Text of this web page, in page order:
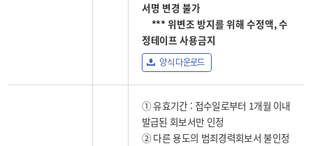
서명 변경 불가
*** 위변조 방지를 위해 수정액, 수
정테이프 사용금지
양식 다운로드
① 유효기간 : 접수일로부터 1개월 이내
발급된 회보서만 인정
② 다른 용도의 범죄경력회보서 불인정